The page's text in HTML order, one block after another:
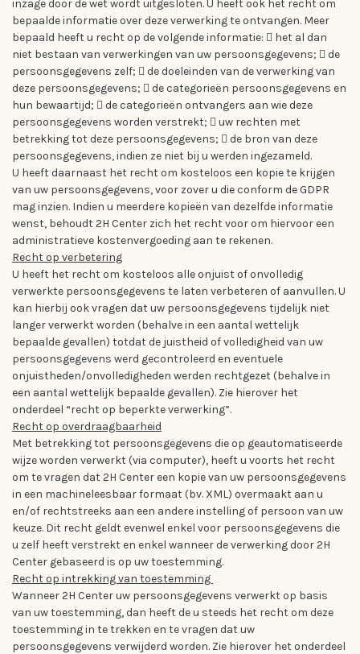
inzage door de wet wordt uitgesloten. U heeft ook het recht om
bepaalde informatie over deze verwerking te ontvangen. Meer
bepaald heeft u recht op de volgende informatie:  het al dan
niet bestaan van verwerkingen van uw persoonsgegevens;  de
persoonsgegevens zelf;  de doeleinden van de verwerking van
deze persoonsgegevens;  de categorieën persoonsgegevens en
hun bewaartijd;  de categorieën ontvangers aan wie deze
persoonsgegevens worden verstrekt;  uw rechten met
betrekking tot deze persoonsgegevens;  de bron van deze
persoonsgegevens, indien ze niet bij u werden ingezameld.
U heeft daarnaast het recht om kosteloos een kopie te krijgen
van uw persoonsgegevens, voor zover u die conform de GDPR
mag inzien. Indien u meerdere kopieën van dezelfde informatie
wenst, behoudt 2H Center zich het recht voor om hiervoor een
administratieve kostenvergoeding aan te rekenen.
Recht op verbetering
U heeft het recht om kosteloos alle onjuist of onvolledig
verwerkte persoonsgegevens te laten verbeteren of aanvullen. U
kan hierbij ook vragen dat uw persoonsgegevens tijdelijk niet
langer verwerkt worden (behalve in een aantal wettelijk
bepaalde gevallen) totdat de juistheid of volledigheid van uw
persoonsgegevens werd gecontroleerd en eventuele
onjuistheden/onvolledigheden werden rechtgezet (behalve in
een aantal wettelijk bepaalde gevallen). Zie hierover het
onderdeel “recht op beperkte verwerking”.
Recht op overdraagbaarheid
Met betrekking tot persoonsgegevens die op geautomatiseerde
wijze worden verwerkt (via computer), heeft u voorts het recht
om te vragen dat 2H Center een kopie van uw persoonsgegevens
in een machineleesbaar formaat (bv. XML) overmaakt aan u
en/of rechtstreeks aan een andere instelling of persoon van uw
keuze. Dit recht geldt evenwel enkel voor persoonsgegevens die
u zelf heeft verstrekt en enkel wanneer de verwerking door 2H
Center gebaseerd is op uw toestemming.
Recht op intrekking van toestemming
Wanneer 2H Center uw persoonsgegevens verwerkt op basis
van uw toestemming, dan heeft de u steeds het recht om deze
toestemming in te trekken en te vragen dat uw
persoonsgegevens verwijderd worden. Zie hierover het onderdeel